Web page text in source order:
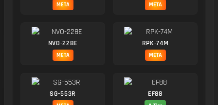
META META
NVO-228E
META
RPK-74M
META
SG-553R EF88